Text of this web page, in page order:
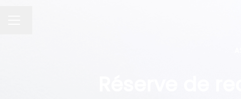
Réserve de